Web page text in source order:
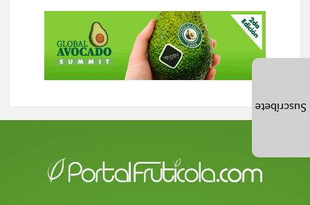
Suscríbete